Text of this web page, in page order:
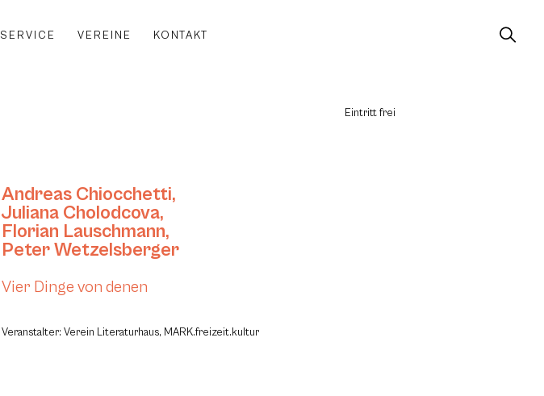
SERVICE VEREINE KONTAKT
Eintritt frei
Andreas Chiocchetti,
Juliana Cholodcova,
Florian Lauschmann,
Peter Wetzelsberger
Vier Dinge von denen
Veranstalter: Verein Literaturhaus, MARK.freizeit.kultur